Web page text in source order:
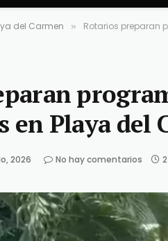
del Carmen » Rotarios preparan
en Playa del
2026 No hay comentarios